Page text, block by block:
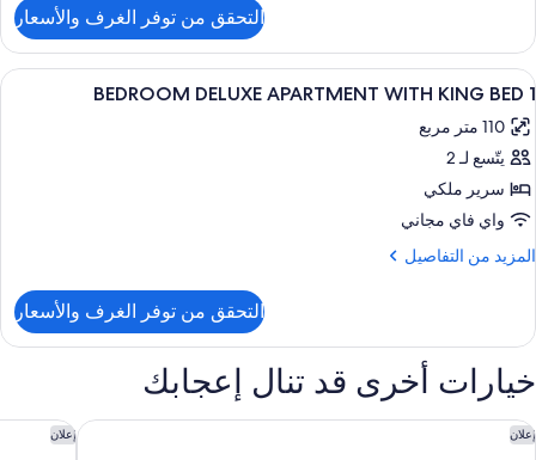
الغرفة
التحقق من توفر الغرف والأسعار
استعراض
جميع
صور
1
BEDROOM
DELUXE
APARTMENT
WITH
BED
ميني بار وخزنة داخل الغرفة ومكتب
9 1 BEDROOM DELUXE APARTMENT WITH KING BED
110 متر مربع
يتّسع لـ 2
سرير ملكي
واي فاي مجاني
المزيد من التفاصيل
المزيد
1
BEDROOM
DELUXE
APARTMENT
WITH
KING
التحقق من توفر الغرف والأسعار
خيارات أخرى قد تنال إعجابك
إعلان
فندق سوفيتيل كورنيش الخبر إعلان
فندق